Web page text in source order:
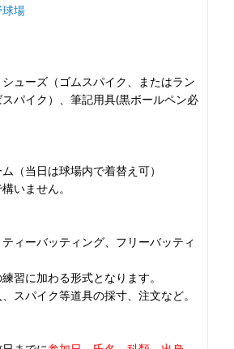
場
ューズ（ゴムスパイク、またはラン
パイク）、筆記用具(黒ボールペン必
（当日は球場内で着替え可）
いません。
ィーバッティング、フリーバッティ
習に加わる形式となります。
スパイク等道具の採寸、注文など。